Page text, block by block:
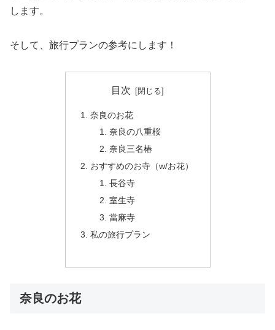
します。
そして、旅行プランの参考にします！
目次
奈良のお花
奈良の八重桜
奈良三名椿
おすすめのお寺（w/お花）
長谷寺
室生寺
當麻寺
私の旅行プラン
奈良のお花